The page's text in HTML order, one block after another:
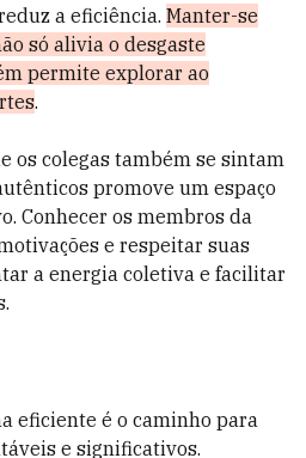
a eficiência. Manter-se
só alivia o desgaste
permite explorar ao
.
os colegas também se sintam
promove um espaço
Conhecer os membros da
e respeitar suas
a energia coletiva e facilitar
eficiente é o caminho para
e significativos.